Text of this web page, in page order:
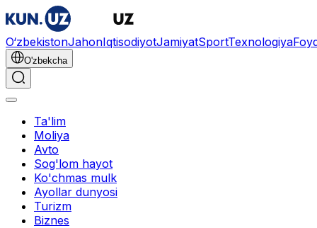
O‘zbekistonJahonIqtisodiyotJamiyatSportTexnologiya
O'zbekcha
Ta'lim
Moliya
Avto
Sog'lom hayot
Ko'chmas mulk
Ayollar dunyosi
Turizm
Biznes